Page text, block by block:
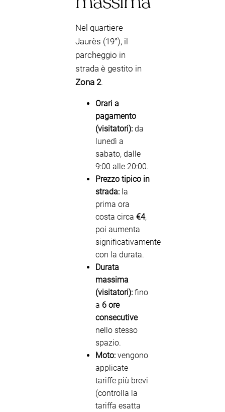
Nel quartiere
Jaurès (19°), il
parcheggio in
strada è gestito in
Zona 2.
Orari a
pagamento
(visitatori): da
lunedì a
sabato, dalle
9:00 alle 20:00.
Prezzo tipico in
strada: la
prima ora
costa circa €4,
poi aumenta
significativamente
con la durata.
Durata
massima
(visitatori): fino
a 6 ore
consecutive
nello stesso
spazio.
Moto: vengono
applicate
tariffe più brevi
(controlla la
tariffa esatta